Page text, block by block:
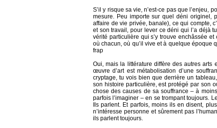
S’il y risque sa vie, n’est-ce pas que l’enjeu,
mesure. Peu importe sur quel déni originel,
affaire de vie privée, banale), ce qui compte,
et son travail, pour lever ce déni qui l’a déjà
vérité particulière qui s’y trouve enchâssée
où chacun, où qu’il vive et à quelque époque
frap
Oui, mais la littérature diffère des autres arts
œuvre d’art est métabolisation d’une
cryptage, tu vois bien que derrière un
son histoire particulière, est protégé par son
chose des causes de sa souffrance – à
parfois l’imaginer – en se trompant toujours.
Ils parlent. Et parfois, moins ils en disent,
n’intéresse personne et sûrement pas
ils parlent toujours.